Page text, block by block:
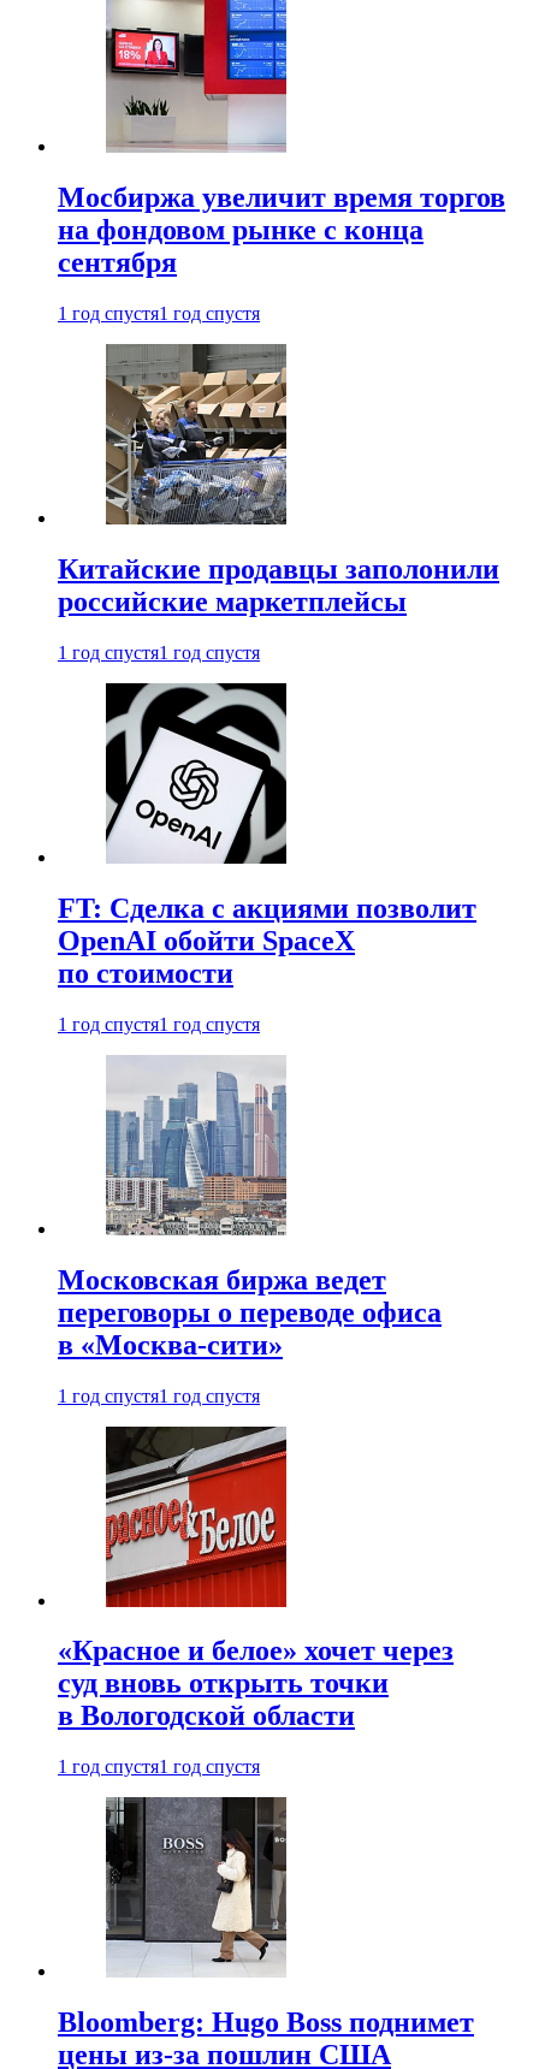
Мосбиржа увеличит время торгов
на фондовом рынке с конца
сентября
1 год спустя1 год спустя
Китайские продавцы заполонили
российские маркетплейсы
1 год спустя1 год спустя
FT: Сделка с акциями позволит
OpenAI обойти SpaceX
по стоимости
1 год спустя1 год спустя
Московская биржа ведет
переговоры о переводе офиса
в «Москва-сити»
1 год спустя1 год спустя
«Красное и белое» хочет через
суд вновь открыть точки
в Вологодской области
1 год спустя1 год спустя
Bloomberg: Hugo Boss поднимет
цены из-за пошлин США